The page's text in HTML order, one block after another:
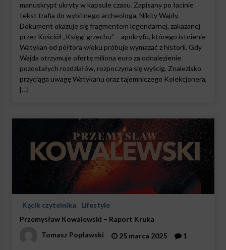
manuskrypt ukryty w kapsule czasu. Zapisany po łacinie
tekst trafia do wybitnego archeologa, Nikity Wajdy.
Dokument okazuje się fragmentem legendarnej, zakazanej
przez Kościół „Księgi grzechu” – apokryfu, którego istnienie
Watykan od półtora wieku próbuje wymazać z historii. Gdy
Wajda otrzymuje ofertę miliona euro za odnalezienie
pozostałych rozdziałów, rozpoczyna się wyścig. Znalezisko
przyciąga uwagę Watykanu oraz tajemniczego Kolekcjonera,
[…]
Kącik czytelnika
Lifestyle
Przemysław Kowalewski – Raport Kruka
Tomasz Popławski
25 marca 2025 1